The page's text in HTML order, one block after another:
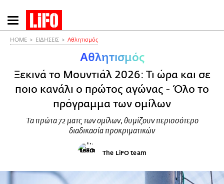
Παράκαμψη
προς
HOME ΕΙΔΗΣΕΙΣ Αθλητισμός
Αθλητισμός
Ξεκινά το Μουντιάλ 2026: Τι ώρα και σε
ποιο κανάλι ο πρώτος αγώνας - Όλο το
πρόγραμμα των ομίλων
Τα πρώτα 72 ματς των ομίλων, θυμίζουν περισσότερο
διαδικασία προκριματικών
The LiFO team